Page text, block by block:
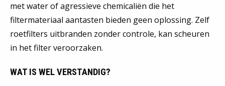
met water of agressieve chemicaliën die het
filtermateriaal aantasten bieden geen oplossing. Zelf
roetfilters uitbranden zonder controle, kan scheuren
in het filter veroorzaken.
WAT IS WEL VERSTANDIG?